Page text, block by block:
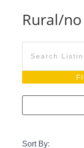
Rural/
Sort By: